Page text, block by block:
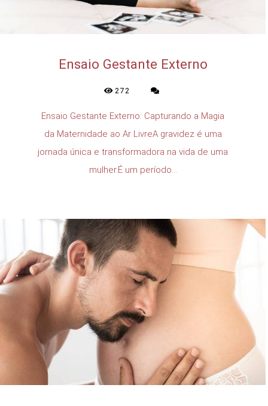
Ensaio Gestante Externo
272
Ensaio Gestante Externo: Capturando a Magia
da Maternidade ao Ar LivreA gravidez é uma
jornada única e transformadora na vida de uma
mulher.É um período...